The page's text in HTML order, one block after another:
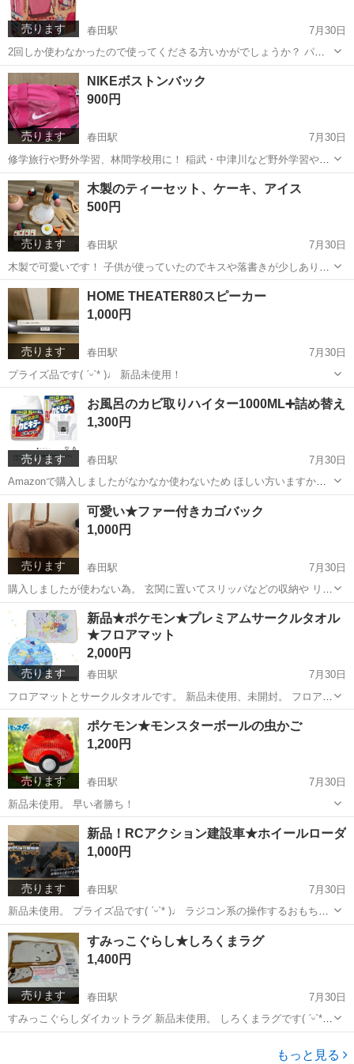
売ります 春田駅
7月30日
2回しか使わなかったので使ってくださる方いかがでしょうか？ パー
ツはピンクの物が1欠品してますが、 有難い事に、予備が付属してま
したので 組み立て可能です( ˊᵕˋ* )♩
愛知 名古屋市 春田駅 おもちゃ
売ります
NIKEボストンバック
900円
春田駅
7月30日
修学旅行や野外学習、林間学校用に！ 稲武・中津川など野外学習や合
宿、部活、 ノースポール・ボストンバッグ・アウトドア にも( ˊᵕˋ* )♩
NIKE ナイキ カバン、バック、ボストンバッグ
愛知 名古屋市 子供用品 NIKE
売ります
木製のティーセット、ケーキ、アイス
500円
春田駅
7月30日
木製で可愛いです！ 子供が使っていたのでキスや落書きが少しありま
すが、 まだまだ使っていただけますので、 どなたか使っていただけた
らうれしいです( ˊᵕˋ* )♩
愛知 名古屋市 木製
売ります
HOME THEATER80スピーカー
1,000円
春田駅
7月30日
プライズ品です( ˊᵕˋ* )♩ 新品未使用！
愛知 名古屋市 春田駅 オーディオ
売ります
お風呂のカビ取りハイター1000ML➕詰め替え
1,300円
春田駅
7月30日
Amazonで購入しましたがなかなか使わないため ほしい方いますか？
特大サイズなので市販の400m lの2.5本分の1000mlが2本です！
愛知 名古屋市 春田駅 生活雑貨 風呂
売ります
可愛い★ファー付きカゴバック
1,000円
春田駅
7月30日
購入しましたが使わない為。 玄関に置いてスリッパなどの収納や リビ
ングに置いて小物入れなどにいいです( ˊᵕˋ* )♩
愛知 名古屋市 春田駅 生活雑貨
売ります
新品★ポケモン★プレミアムサークルタオル
★フロアマット
2,000円
春田駅
7月30日
フロアマットとサークルタオルです。 新品未使用、未開封。 フロアマ
ット サイズ60×40cm サークルタオル 全長100cm
愛知 名古屋市 春田駅 生活雑貨 フロアマット
売ります
ポケモン★モンスターボールの虫かご
1,200円
春田駅
7月30日
新品未使用。 早い者勝ち！
愛知 名古屋市 キッズ用品 モンスターボール
売ります
新品！RCアクション建設車★ホイールローダ
1,000円
春田駅
7月30日
新品未使用。 プライズ品です( ˊᵕˋ* )♩ ラジコン系の操作するおもちゃ
です。 クリスマスプレゼントにも🎁🎄
愛知 名古屋市 春田駅 ラジコン ホイール
売ります
すみっこぐらし★しろくまラグ
1,400円
春田駅
7月30日
すみっこぐらしダイカットラグ 新品未使用。 しろくまラグです( ˊᵕˋ*
)♩ 118cmです。 お子様のお部屋にいかがですか？
もっと見る